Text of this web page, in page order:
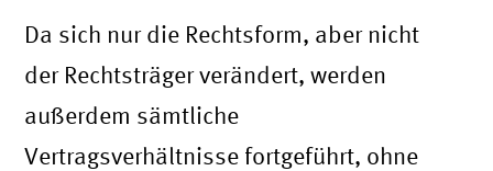
Da sich nur die Rechtsform, aber nicht
der Rechtsträger verändert, werden
außerdem sämtliche
Vertragsverhältnisse fortgeführt, ohne